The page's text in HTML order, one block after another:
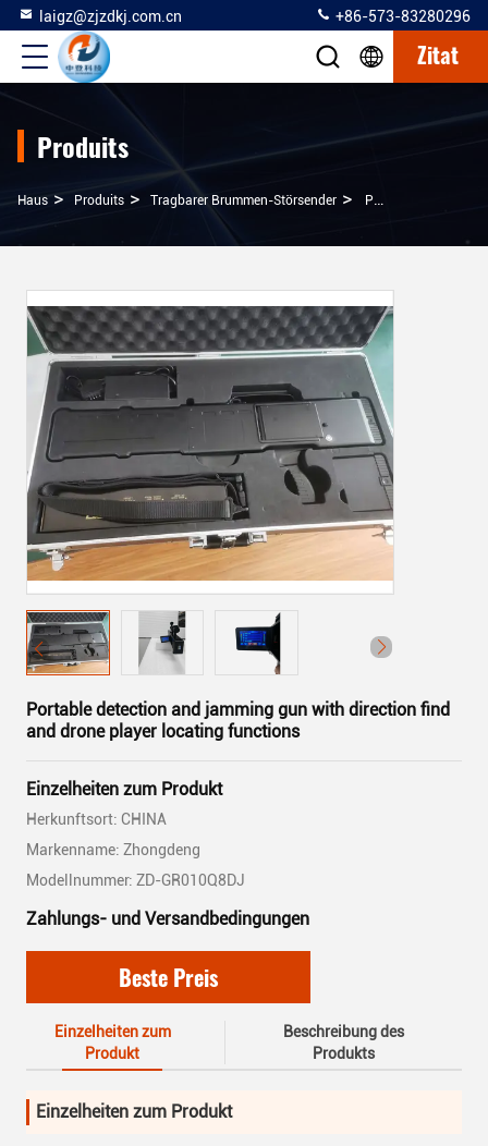
laigz@zjzdkj.com.cn +86-573-83280296
Zitat
Produits
Haus > Produits > Tragbarer Brummen-Störsender > Portable Detection And Jamming Gun With Direction Find And Drone Player Locating Functions
Portable detection and jamming gun with direction find
and drone player locating functions
Einzelheiten zum Produkt
Herkunftsort: CHINA
Markenname: Zhongdeng
Modellnummer: ZD-GR010Q8DJ
Zahlungs- und Versandbedingungen
Beste Preis
Einzelheiten zum
Produkt
Beschreibung des
Produkts
Einzelheiten zum Produkt